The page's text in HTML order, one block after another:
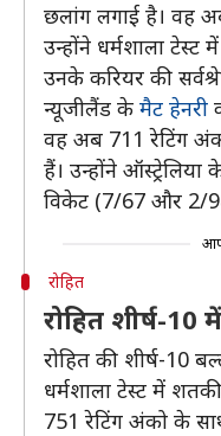
छलांग लगाई है। वह
उन्होंने धर्मशाला
उनके करियर की
न्यूजीलैंड के मैट हेनरी
वह अब 711 रेटिंग
हैं। उन्होंने
विकेट (7/67 और 2/
रोहित
रोहित शीर्ष-10
रोहित की शीर्ष-10
धर्मशाला टेस्ट में
751 रेटिंग अंको के